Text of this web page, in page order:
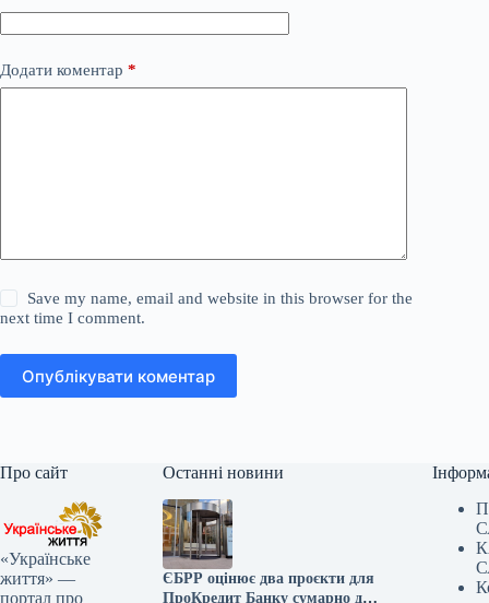
Додати коментар *
Save my name, email and website in this browser for the
next time I comment.
Опублікувати коментар
Про сайт
«Українське
життя» —
портал про
Останні новини
ЄБРР оцінює два проєкти для
ПроКредит Банку сумарно до